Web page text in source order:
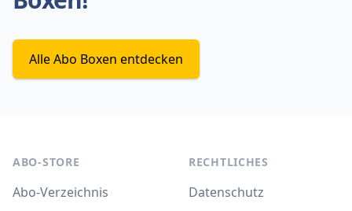
Alle Abo Boxen entdecken
ABO-STORE
Abo-Verzeichnis
RECHTLICHES
Datenschutz